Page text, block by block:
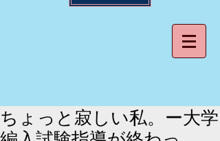
ちょっと寂しい私。ー大学